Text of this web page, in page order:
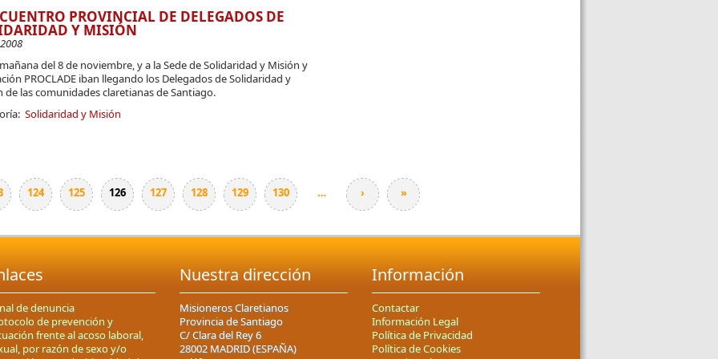
PROVINCIAL DE DELEGADOS DE
Y MISIÓN
del 8 de noviembre, y a la Sede de Solidaridad y Misión y
PROCLADE iban llegando los Delegados de Solidaridad y
de las comunidades claretianas de Santiago.
Solidaridad y Misión
124 125 126 127 128 129 130 … › »
de denuncia
de prevención y
frente al acoso laboral,
por razón de sexo y/o
Nuestra dirección
Misioneros Claretianos
Provincia de Santiago
C/ Clara del Rey 6
28002 MADRID (ESPAÑA)
Información
Contactar
Información Legal
Política de Privacidad
Política de Cookies